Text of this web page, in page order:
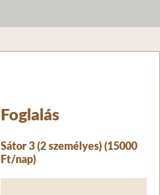
Foglalás
Sátor 3 (2 személyes) (15000
Ft/nap)